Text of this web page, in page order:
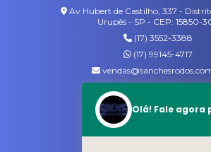
Av Hubert de Castilho, 337 -
Urupês - SP - CEP: 15850-
(17) 3552-3388
(17) 99145-4717
Siga-nos
Olá! Fale agora